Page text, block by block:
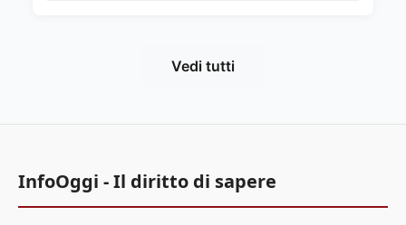
Vedi tutti
InfoOggi - Il diritto di sapere